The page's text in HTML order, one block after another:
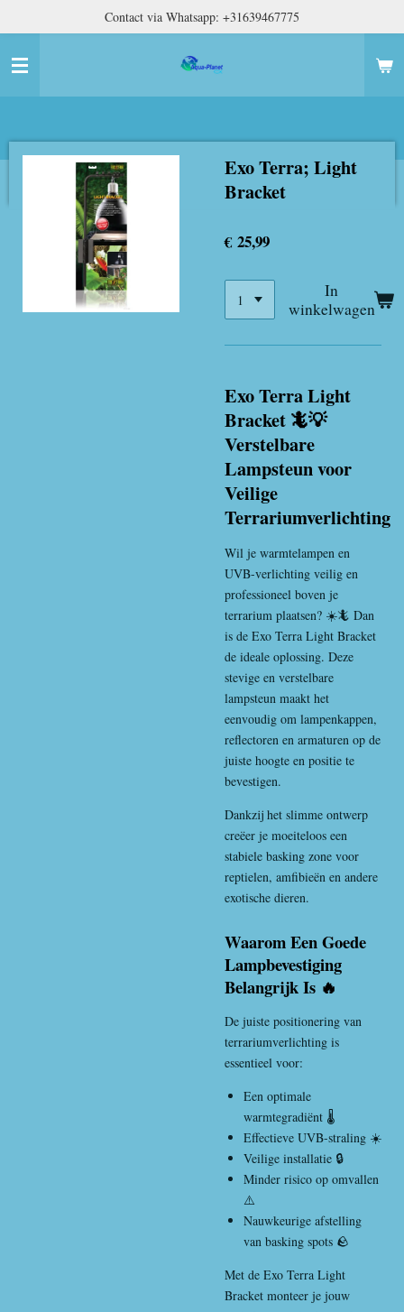
naar
hoofdinhoud
Contact via Whatsapp: +31639467775
Exo Terra; Light
Bracket
€ 25,99
In
winkelwagen
Exo Terra Light
Bracket 🦎💡
Verstelbare
Lampsteun voor
Veilige
Terrariumverlichting
Wil je warmtelampen en
UVB-verlichting veilig en
professioneel boven je
terrarium plaatsen? ☀️🦎 Dan
is de Exo Terra Light Bracket
de ideale oplossing. Deze
stevige en verstelbare
lampsteun maakt het
eenvoudig om lampenkappen,
reflectoren en armaturen op de
juiste hoogte en positie te
bevestigen.
Dankzij het slimme ontwerp
creëer je moeiteloos een
stabiele basking zone voor
reptielen, amfibieën en andere
exotische dieren.
Waarom Een Goede
Lampbevestiging
Belangrijk Is 🔥
De juiste positionering van
terrariumverlichting is
essentieel voor:
Een optimale
warmtegradiënt 🌡️
Effectieve UVB-straling ☀️
Veilige installatie 🔒
Minder risico op omvallen
⚠️
Nauwkeurige afstelling
van basking spots 🪨
Met de Exo Terra Light
Bracket monteer je jouw